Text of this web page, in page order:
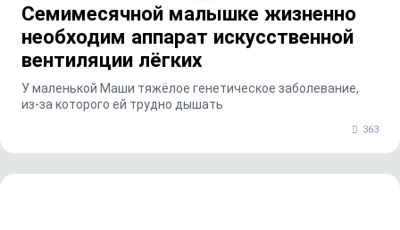
Семимесячной малышке жизненно
необходим аппарат искусственной
вентиляции лёгких
У маленькой Маши тяжёлое генетическое заболевание,
из-за которого ей трудно дышать
363